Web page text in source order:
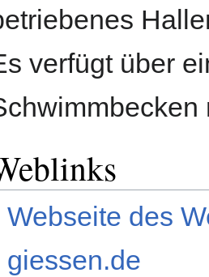
verfügt über
Webseite des
giessen.de